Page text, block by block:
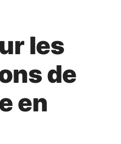
les
de
en